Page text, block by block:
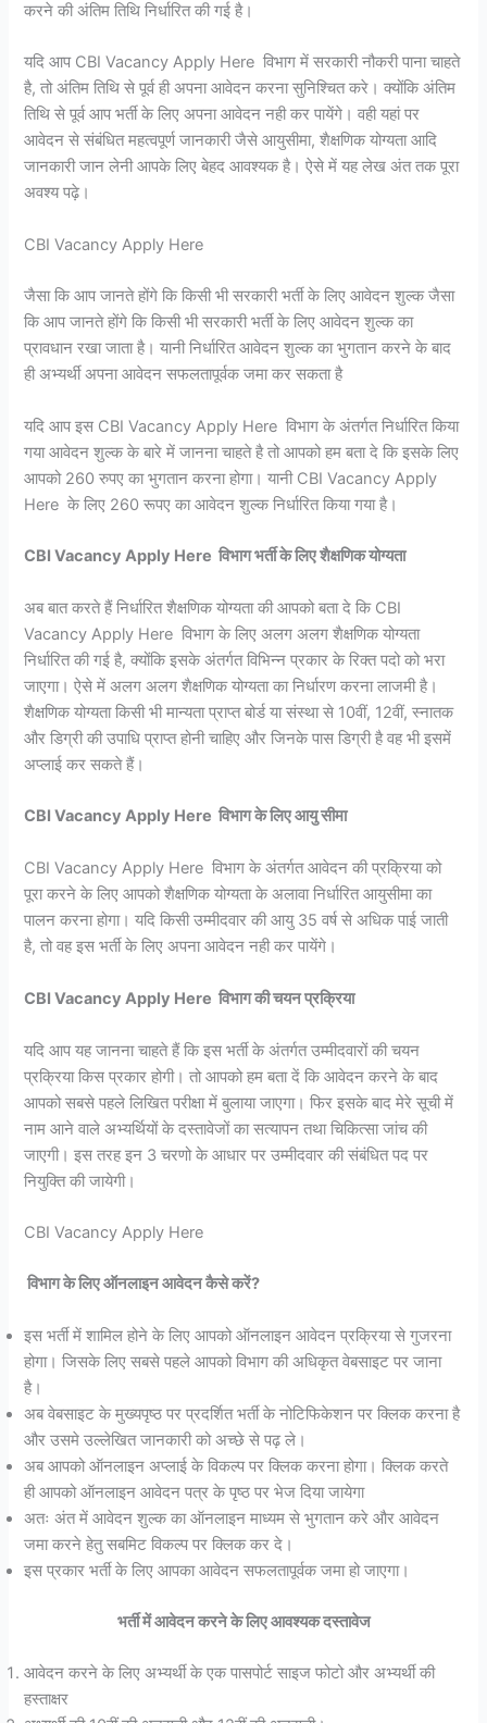
करने की अंतिम तिथि निर्धारित की गई है।
यदि आप CBI Vacancy Apply Here विभाग में सरकारी नौकरी पाना चाहते
है, तो अंतिम तिथि से पूर्व ही अपना आवेदन करना सुनिश्चित करे। क्योंकि अंतिम
तिथि से पूर्व आप भर्ती के लिए अपना आवेदन नही कर पायेंगे। वही यहां पर
आवेदन से संबंधित महत्वपूर्ण जानकारी जैसे आयुसीमा, शैक्षणिक योग्यता आदि
जानकारी जान लेनी आपके लिए बेहद आवश्यक है। ऐसे में यह लेख अंत तक पूरा
अवश्य पढ़े।
CBI Vacancy Apply Here
जैसा कि आप जानते होंगे कि किसी भी सरकारी भर्ती के लिए आवेदन शुल्क जैसा
कि आप जानते होंगे कि किसी भी सरकारी भर्ती के लिए आवेदन शुल्क का
प्रावधान रखा जाता है। यानी निर्धारित आवेदन शुल्क का भुगतान करने के बाद
ही अभ्यर्थी अपना आवेदन सफलतापूर्वक जमा कर सकता है
यदि आप इस CBI Vacancy Apply Here विभाग के अंतर्गत निर्धारित किया
गया आवेदन शुल्क के बारे में जानना चाहते है तो आपको हम बता दे कि इसके लिए
आपको 260 रुपए का भुगतान करना होगा। यानी CBI Vacancy Apply
Here के लिए 260 रूपए का आवेदन शुल्क निर्धारित किया गया है।
CBI Vacancy Apply Here विभाग भर्ती के लिए शैक्षणिक योग्यता
अब बात करते हैं निर्धारित शैक्षणिक योग्यता की आपको बता दे कि CBI
Vacancy Apply Here विभाग के लिए अलग अलग शैक्षणिक योग्यता
निर्धारित की गई है, क्योंकि इसके अंतर्गत विभिन्न प्रकार के रिक्त पदो को भरा
जाएगा। ऐसे में अलग अलग शैक्षणिक योग्यता का निर्धारण करना लाजमी है।
शैक्षणिक योग्यता किसी भी मान्यता प्राप्त बोर्ड या संस्था से 10वीं, 12वीं, स्नातक
और डिग्री की उपाधि प्राप्त होनी चाहिए और जिनके पास डिग्री है वह भी इसमें
अप्लाई कर सकते हैं।
CBI Vacancy Apply Here विभाग के लिए आयु सीमा
CBI Vacancy Apply Here विभाग के अंतर्गत आवेदन की प्रक्रिया को
पूरा करने के लिए आपको शैक्षणिक योग्यता के अलावा निर्धारित आयुसीमा का
पालन करना होगा। यदि किसी उम्मीदवार की आयु 35 वर्ष से अधिक पाई जाती
है, तो वह इस भर्ती के लिए अपना आवेदन नही कर पायेंगे।
CBI Vacancy Apply Here विभाग की चयन प्रक्रिया
यदि आप यह जानना चाहते हैं कि इस भर्ती के अंतर्गत उम्मीदवारों की चयन
प्रक्रिया किस प्रकार होगी। तो आपको हम बता दें कि आवेदन करने के बाद
आपको सबसे पहले लिखित परीक्षा में बुलाया जाएगा। फिर इसके बाद मेरे सूची में
नाम आने वाले अभ्यर्थियों के दस्तावेजों का सत्यापन तथा चिकित्सा जांच की
जाएगी। इस तरह इन 3 चरणो के आधार पर उम्मीदवार की संबंधित पद पर
नियुक्ति की जायेगी।
CBI Vacancy Apply Here
विभाग के लिए ऑनलाइन आवेदन कैसे करें?
इस भर्ती में शामिल होने के लिए आपको ऑनलाइन आवेदन प्रक्रिया से गुजरना
होगा। जिसके लिए सबसे पहले आपको विभाग की अधिकृत वेबसाइट पर जाना
है।
अब वेबसाइट के मुख्यपृष्ठ पर प्रदर्शित भर्ती के नोटिफिकेशन पर क्लिक करना है
और उसमे उल्लेखित जानकारी को अच्छे से पढ़ ले।
अब आपको ऑनलाइन अप्लाई के विकल्प पर क्लिक करना होगा। क्लिक करते
ही आपको ऑनलाइन आवेदन पत्र के पृष्ठ पर भेज दिया जायेगा
अतः अंत में आवेदन शुल्क का ऑनलाइन माध्यम से भुगतान करे और आवेदन
जमा करने हेतु सबमिट विकल्प पर क्लिक कर दे।
इस प्रकार भर्ती के लिए आपका आवेदन सफलतापूर्वक जमा हो जाएगा।
भर्ती में आवेदन करने के लिए आवश्यक दस्तावेज
आवेदन करने के लिए अभ्यर्थी के एक पासपोर्ट साइज फोटो और अभ्यर्थी की
हस्ताक्षर